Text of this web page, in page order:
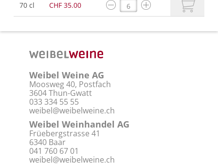
70 cl CHF 35.00
Weibel Weine AG
Moosweg 40, Postfach
3604 Thun-Gwatt
033 334 55 55
weibel@weibelweine.ch
Weibel Weinhandel AG
Früebergstrasse 41
6340 Baar
041 760 67 01
weibel@weibelweine.ch